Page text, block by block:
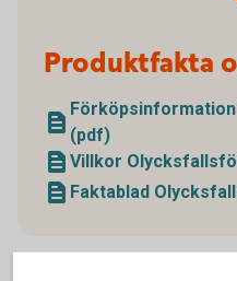
Produktfakta
(pdf)
Villkor
Faktablad